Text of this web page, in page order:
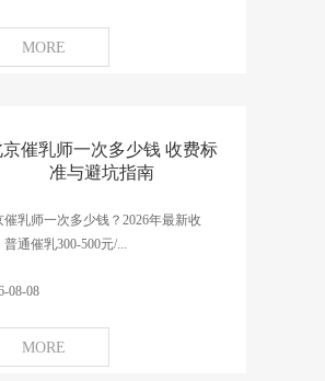
MORE
京催乳师一次多少钱 收费标
准与避坑指南
催乳师一次多少钱？2026年最新收
普通催乳300-500元/...
08-08
MORE